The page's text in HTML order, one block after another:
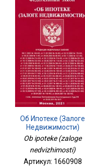
Об Ипотеке (залоге
Недвижимости)
Ob ipoteke (zaloge
nedvizhimosti)
Артикул: 1660908